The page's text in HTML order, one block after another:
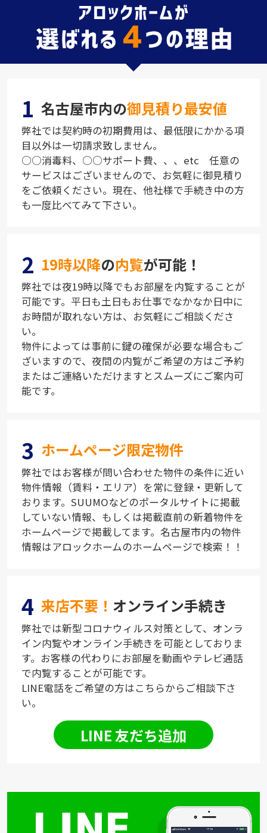
1 名古屋市内の御見積り最安値
弊社では契約時の初期費用は、最低限にかかる項
目以外は一切請求致しません。
○○消毒料、○○サポート費、、、etc 任意の
サービスはございませんので、お気軽に御見積り
をご依頼ください。現在、他社様で手続き中の方
も一度比べてみて下さい。
2 19時以降の内覧が可能！
弊社では夜19時以降でもお部屋を内覧することが
可能です。平日も土日もお仕事でなかなか日中に
お時間が取れない方は、お気軽にご相談くださ
い。
物件によっては事前に鍵の確保が必要な場合もご
ざいますので、夜間の内覧がご希望の方はご予約
またはご連絡いただけますとスムーズにご案内可
能です。
3 ホームページ限定物件
弊社ではお客様が問い合わせた物件の条件に近い
物件情報（賃料・エリア）を常に登録・更新して
おります。SUUMOなどのポータルサイトに掲載
していない情報、もしくは掲載直前の新着物件を
ホームページで掲載してます。名古屋市内の物件
情報はアロックホームのホームページで検索！！
4 来店不要！ オンライン手続き
弊社では新型コロナウィルス対策として、オンラ
イン内覧やオンライン手続きを可能としておりま
す。お客様の代わりにお部屋を動画やテレビ通話
で内覧することが可能です。
LINE電話をご希望の方はこちらからご相談下さ
い。
LINE 友だち追加